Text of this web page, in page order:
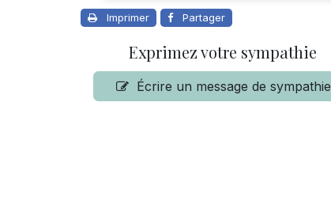
Imprimer Partager
Exprimez votre sympathie
Écrire un message de sympathie